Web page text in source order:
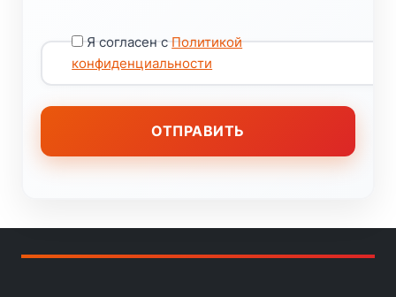
Я согласен сПолитикой
конфиденциальности